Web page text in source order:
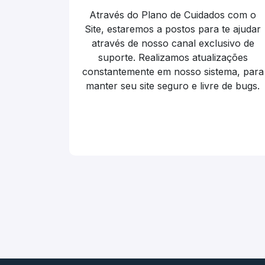
Através do Plano de Cuidados com o
Site, estaremos a postos para te ajudar
através de nosso canal exclusivo de
suporte. Realizamos atualizações
constantemente em nosso sistema, para
manter seu site seguro e livre de bugs.